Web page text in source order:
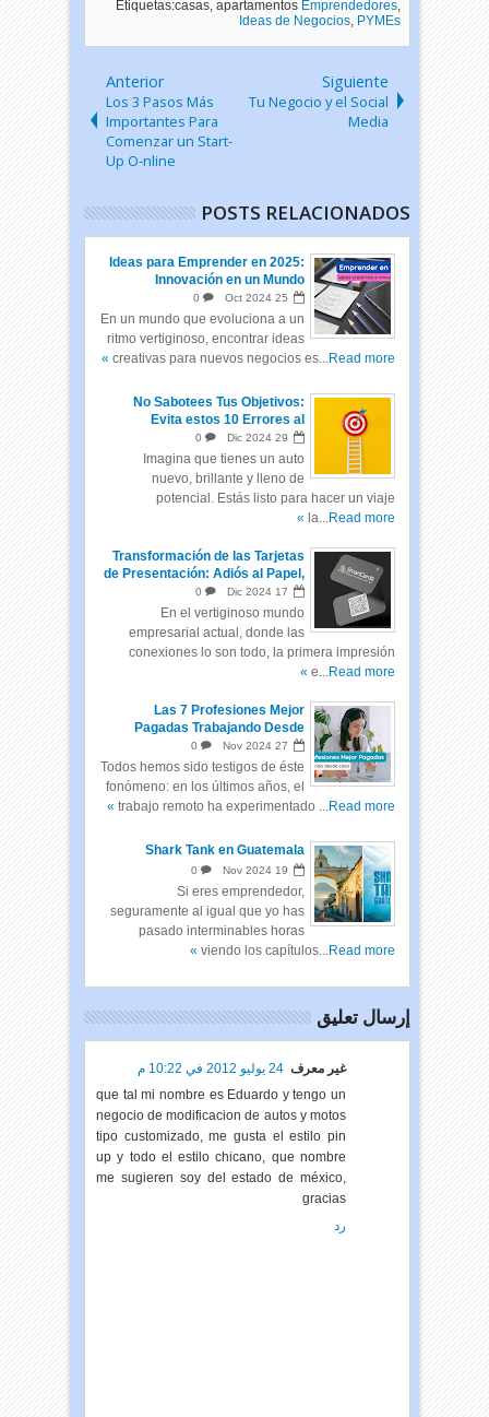
Etiquetas:casas, apartamentos Emprendedores,
Ideas de Negocios, PYMEs
Siguiente
Tu Negocio y el Social
Media
Anterior
Los 3 Pasos Más
Importantes Para
Comenzar un Start-
Up O-nline
POSTS RELACIONADOS
Ideas para Emprender en 2025:
Innovación en un Mundo
Cambiante
25
Oct 2024
0
En un mundo que evoluciona a un
ritmo vertiginoso, encontrar ideas
creativas para nuevos negocios es... Read more »
No Sabotees Tus Objetivos:
Evita estos 10 Errores al
Empezar el Año
29
Dic 2024
0
Imagina que tienes un auto
nuevo, brillante y lleno de
potencial. Estás listo para hacer un viaje
la... Read more »
Transformación de las Tarjetas
de Presentación: Adiós al Papel,
Hola a las Tarjetas Inteligentes
17
Dic 2024
0
En el vertiginoso mundo
empresarial actual, donde las
conexiones lo son todo, la primera impresión
e... Read more »
Las 7 Profesiones Mejor
Pagadas Trabajando Desde
Casa
27
Nov 2024
0
Todos hemos sido testigos de éste
fonómeno: en los últimos años, el
trabajo remoto ha experimentado ... Read more »
Shark Tank en Guatemala
19
Nov 2024
0
Si eres emprendedor,
seguramente al igual que yo has
pasado interminables horas
viendo los capítulos... Read more »
إرسال تعليق
غير معرف 24 يوليو 2012 في 10:22 م
que tal mi nombre es Eduardo y tengo un
negocio de modificacion de autos y motos
tipo customizado, me gusta el estilo pin
up y todo el estilo chicano, que nombre
me sugieren soy del estado de méxico,
gracias
رد